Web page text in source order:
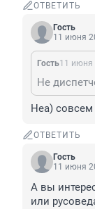
ОТВЕТИТЬ
Гость
11 июня
Гость11 июня
Неа)
ОТВЕТИТЬ
Гость
11 июня
А вы
или